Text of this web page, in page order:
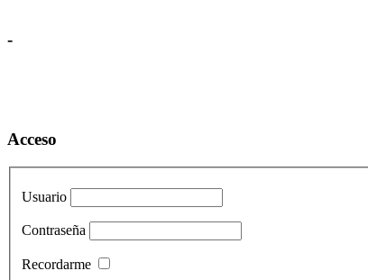
-
Acceso
Usuario
Contraseña
Recordarme